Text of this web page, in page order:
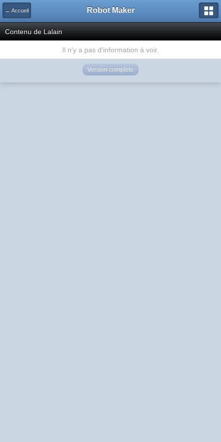
← Accueil Robot Maker
Contenu de Lalain
Il n'y a pas d'information à voir.
Version complète